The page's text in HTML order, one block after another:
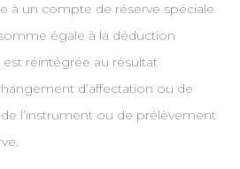
à un compte de réserve spéciale
égale à la déduction
réintégrée au résultat
d’affectation ou de
l’instrument ou de prélèvement